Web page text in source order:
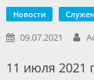
Новости
09.07.2021
11 июля 2021